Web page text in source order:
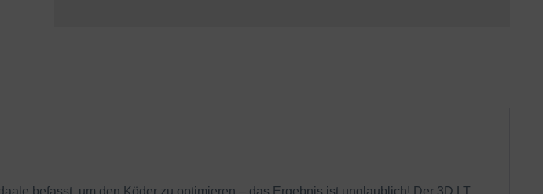
befasst, um den Köder zu optimieren – das Ergebnis ist unglaublich! Der 3D LT